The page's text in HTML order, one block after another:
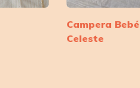
Campera Bebé
Celeste